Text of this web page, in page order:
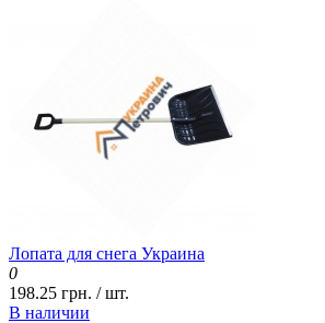
Лопата для снега Украина
0
198.25 грн. / шт.
В наличии